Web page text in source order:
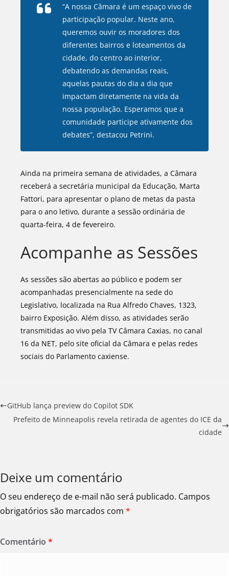
“A nossa Câmara é um espaço vivo de
participação popular. Neste ano,
queremos ouvir os moradores dos
diferentes bairros e loteamentos da
cidade, do centro ao interior,
debatendo as demandas reais,
aquelas pautas do dia a dia que
impactam diretamente na vida da
nossa população. Esperamos que a
comunidade participe ativamente dos
debates”, destacou Petrini.
Ainda na primeira semana de atividades, a Câmara
receberá a secretária municipal da Educação, Marta
Fattori, para apresentar o plano de metas da pasta
para o ano letivo, durante a sessão ordinária de
quarta-feira, 4 de fevereiro.
Acompanhe as Sessões
As sessões são abertas ao público e podem ser
acompanhadas presencialmente na sede do
Legislativo, localizada na Rua Alfredo Chaves, 1323,
bairro Exposição. Além disso, as atividades serão
transmitidas ao vivo pela TV Câmara Caxias, no canal
16 da NET, pelo site oficial da Câmara e pelas redes
sociais do Parlamento caxiense.
GitHub lança preview do Copilot SDK
Prefeito de Minneapolis revela retirada de agentes do ICE da
cidade
Deixe um comentário
O seu endereço de e-mail não será publicado. Campos
obrigatórios são marcados com *
Comentário *